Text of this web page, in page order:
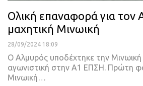
Ολική επαναφορά για τον
μαχητική Μινωική
28/09/2024 18:09
Ο Αλμυρός υποδέχτηκε την Μινωική
αγωνιστική στην Α1 ΕΠΣΗ. Πρώτη
Μινωική…